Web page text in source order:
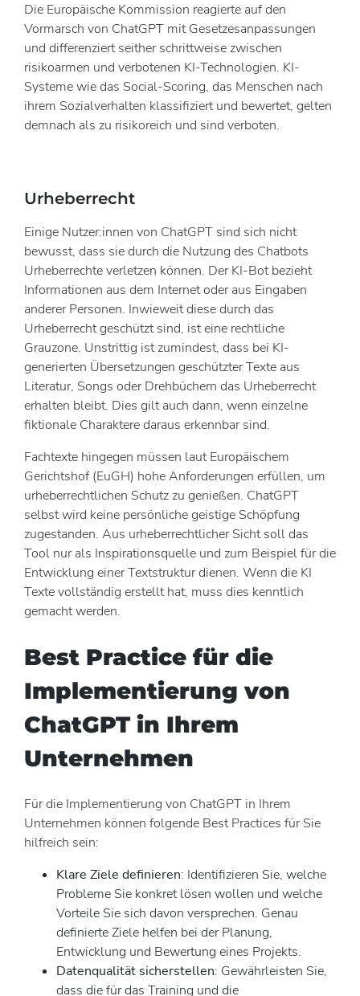
Die Europäische Kommission reagierte auf den
Vormarsch von ChatGPT mit Gesetzesanpassungen
und differenziert seither schrittweise zwischen
risikoarmen und verbotenen KI-Technologien. KI-
Systeme wie das Social-Scoring, das Menschen nach
ihrem Sozialverhalten klassifiziert und bewertet, gelten
demnach als zu risikoreich und sind verboten.
Urheberrecht
Einige Nutzer:innen von ChatGPT sind sich nicht
bewusst, dass sie durch die Nutzung des Chatbots
Urheberrechte verletzen können. Der KI-Bot bezieht
Informationen aus dem Internet oder aus Eingaben
anderer Personen. Inwieweit diese durch das
Urheberrecht geschützt sind, ist eine rechtliche
Grauzone. Unstrittig ist zumindest, dass bei KI-
generierten Übersetzungen geschützter Texte aus
Literatur, Songs oder Drehbüchern das Urheberrecht
erhalten bleibt. Dies gilt auch dann, wenn einzelne
fiktionale Charaktere daraus erkennbar sind.
Fachtexte hingegen müssen laut Europäischem
Gerichtshof (EuGH) hohe Anforderungen erfüllen, um
urheberrechtlichen Schutz zu genießen. ChatGPT
selbst wird keine persönliche geistige Schöpfung
zugestanden. Aus urheberrechtlicher Sicht soll das
Tool nur als Inspirationsquelle und zum Beispiel für die
Entwicklung einer Textstruktur dienen. Wenn die KI
Texte vollständig erstellt hat, muss dies kenntlich
gemacht werden.
Best Practice für die
Implementierung von
ChatGPT in Ihrem
Unternehmen
Für die Implementierung von ChatGPT in Ihrem
Unternehmen können folgende Best Practices für Sie
hilfreich sein:
Klare Ziele definieren: Identifizieren Sie, welche
Probleme Sie konkret lösen wollen und welche
Vorteile Sie sich davon versprechen. Genau
definierte Ziele helfen bei der Planung,
Entwicklung und Bewertung eines Projekts.
Datenqualität sicherstellen: Gewährleisten Sie,
dass die für das Training und die